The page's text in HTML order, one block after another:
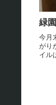
緑
今月
がり
イル
ト
せ